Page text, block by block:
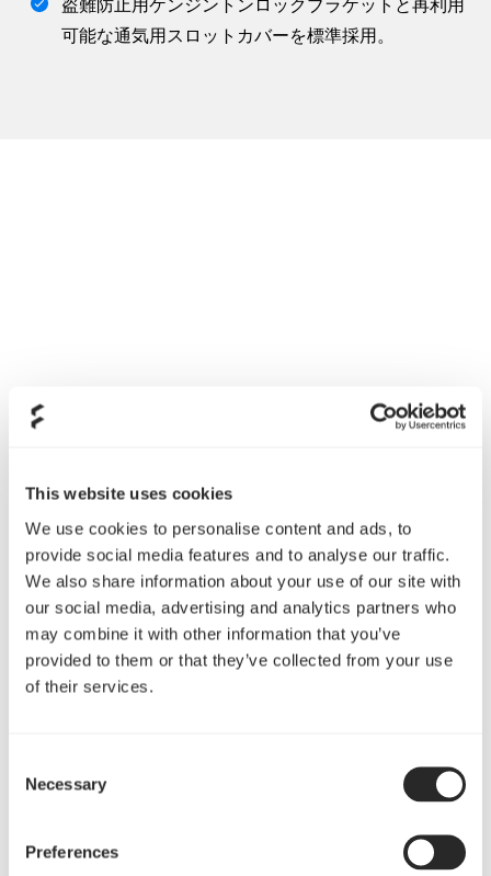
This website uses cookies
We use cookies to personalise content and ads, to
provide social media features and to analyse our traffic.
We also share information about your use of our site with
our social media, advertising and analytics partners who
may combine it with other information that you’ve
provided to them or that they’ve collected from your use
of their services.
Selection
Necessary
Preferences
盗難防止用ケンジントンロックブラケットと再利用
可能な通気用スロットカバーを標準採用。
イを採用、さらにマザーボードトレイ背後に2.5インチマウント